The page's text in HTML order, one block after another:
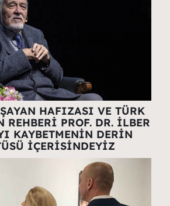
HAFIZASI VE TÜRK
REHBERİ PROF. DR. İLBER
KAYBETMENİN DERİN
İÇERİSİNDEYİZ